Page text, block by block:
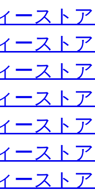
ースト
ースト
ースト
ースト
ースト
ースト
ースト